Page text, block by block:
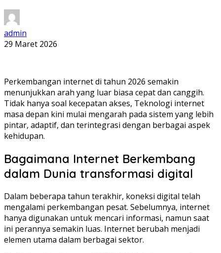
admin
29 Maret 2026
Perkembangan internet di tahun 2026 semakin
menunjukkan arah yang luar biasa cepat dan canggih.
Tidak hanya soal kecepatan akses, Teknologi internet
masa depan kini mulai mengarah pada sistem yang lebih
pintar, adaptif, dan terintegrasi dengan berbagai aspek
kehidupan.
Bagaimana Internet Berkembang
dalam Dunia transformasi digital
Dalam beberapa tahun terakhir, koneksi digital telah
mengalami perkembangan pesat. Sebelumnya, internet
hanya digunakan untuk mencari informasi, namun saat
ini perannya semakin luas. Internet berubah menjadi
elemen utama dalam berbagai sektor.